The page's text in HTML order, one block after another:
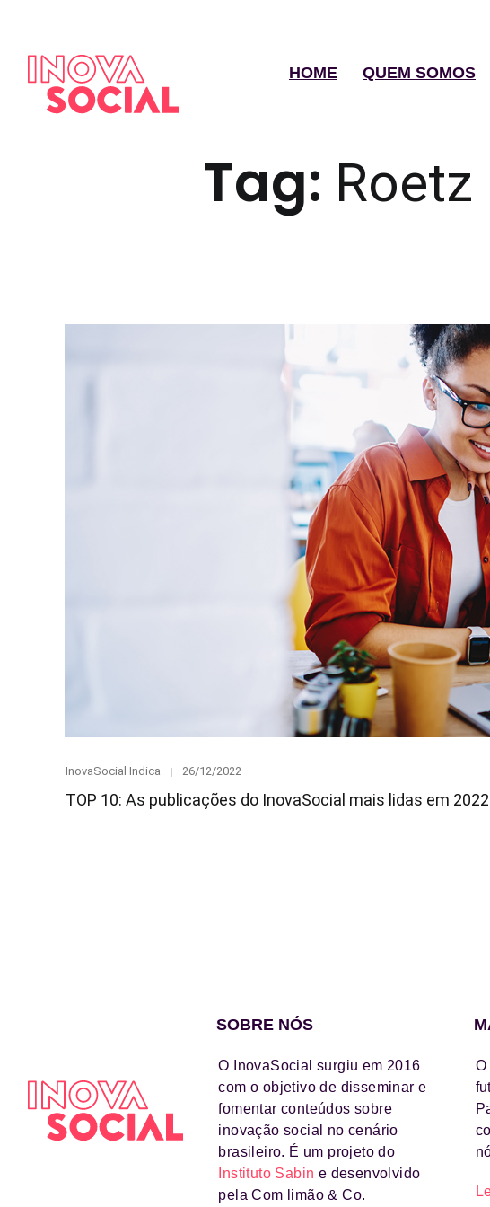
HOME QUEM SOMOS
Tag: Roetz
Category
InovaSocial Indica
Posted
26/12/2022
TOP 10: As publicações do InovaSocial mais lidas em 2022
SOBRE NÓS
O InovaSocial surgiu em 2016
com o objetivo de disseminar e
fomentar conteúdos sobre
inovação social no cenário
brasileiro. É um projeto do
Instituto Sabin e desenvolvido
pela Com limão & Co.
O